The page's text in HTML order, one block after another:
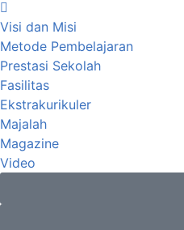
Visi dan Misi
Metode Pembelajaran
Prestasi Sekolah
Fasilitas
Ekstrakurikuler
Majalah
Magazine
Video